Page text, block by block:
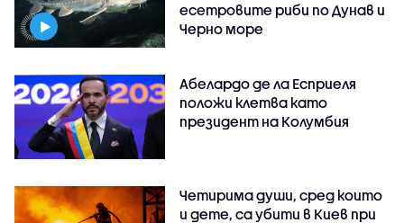
есетровите риби по Дунав и
Черно море
Абелардо де ла Есприеля
положи клетва като
президент на Колумбия
Четирима души, сред които
и дете, са убити в Киев при